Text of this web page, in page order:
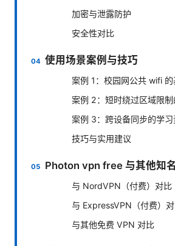
加密与泄露防护
安全性对比
使用场景案例与技巧
案例 1：校园网公共 wifi 的
案例 2：短时绕过区域限
案例 3：跨设备同步的学习
技巧与实用建议
Photon vpn free 与其他知
与 NordVPN（付费）对比
与 ExpressVPN（付费）
与其他免费 VPN 对比